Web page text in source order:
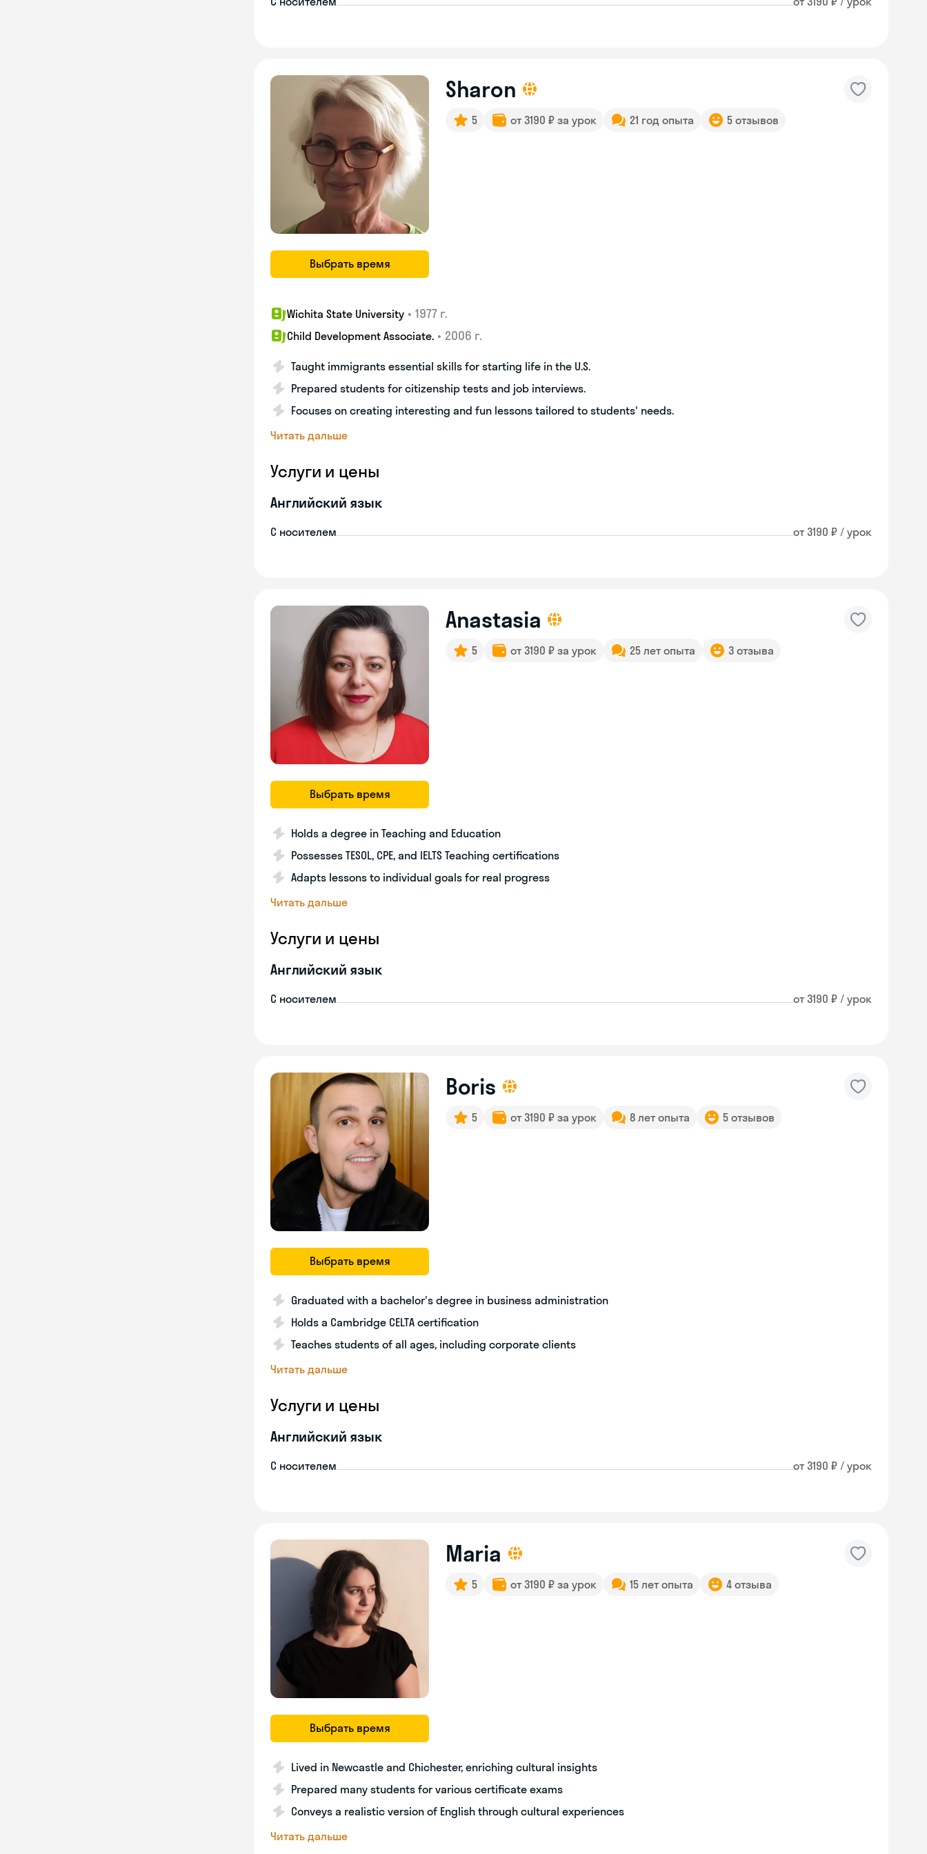
Выбрать время
Sharon
5 от 3190 ₽ за урок 21 год опыта 5 отзывов
Wichita State University • 1977 г.
Child Development Associate. • 2006 г.
Taught immigrants essential skills for starting life in the U.S.
Prepared students for citizenship tests and job interviews.
Focuses on creating interesting and fun lessons tailored to students' needs.
Читать дальше
Услуги и цены
Английский язык
С носителем от 3190 ₽ / урок
Выбрать время
Anastasia
5 от 3190 ₽ за урок 25 лет опыта 3 отзыва
Holds a degree in Teaching and Education
Possesses TESOL, CPE, and IELTS Teaching certifications
Adapts lessons to individual goals for real progress
Читать дальше
Услуги и цены
Английский язык
С носителем от 3190 ₽ / урок
Выбрать время
Boris
5 от 3190 ₽ за урок 8 лет опыта 5 отзывов
Graduated with a bachelor's degree in business administration
Holds a Cambridge CELTA certification
Teaches students of all ages, including corporate clients
Читать дальше
Услуги и цены
Английский язык
С носителем от 3190 ₽ / урок
Выбрать время
Maria
5 от 3190 ₽ за урок 15 лет опыта 4 отзыва
Lived in Newcastle and Chichester, enriching cultural insights
Prepared many students for various certificate exams
Conveys a realistic version of English through cultural experiences
Читать дальше